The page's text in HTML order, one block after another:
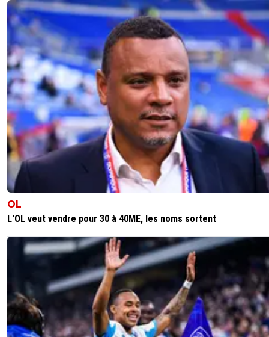
OL
L'OL veut vendre pour 30 à 40ME, les noms sortent